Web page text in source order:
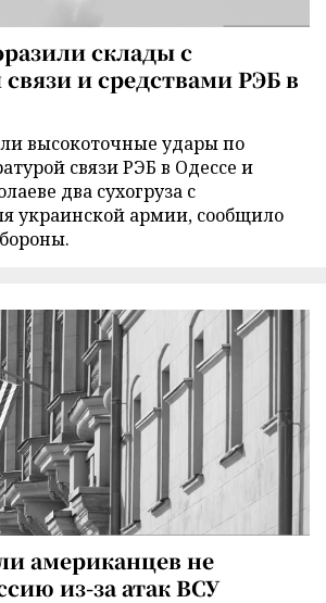
склады с
и средствами РЭБ в
высокоточные удары по
связи РЭБ в Одессе и
два сухогруза с
украинской армии, сообщило
американцев не
из-за атак ВСУ